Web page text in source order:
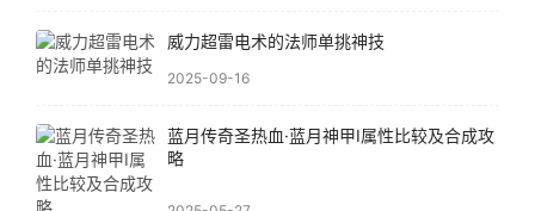
威力超雷电术的法师单挑神技
2025-09-16
蓝月传奇圣热血·蓝月神甲I属性比较及合成攻
略